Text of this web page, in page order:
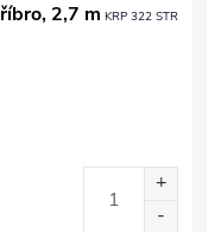
2,7 m KRP 322 STR